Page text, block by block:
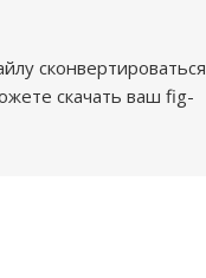
сконвертироваться
скачать ваш fig-